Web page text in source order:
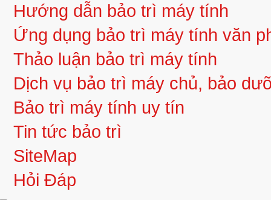
Hướng dẫn bảo trì máy tính
Ứng dụng bảo trì máy tính văn
Thảo luận bảo trì máy tính
Dịch vụ bảo trì máy chủ, bảo
Bảo trì máy tính uy tín
Tin tức bảo trì
SiteMap
Hỏi Đáp